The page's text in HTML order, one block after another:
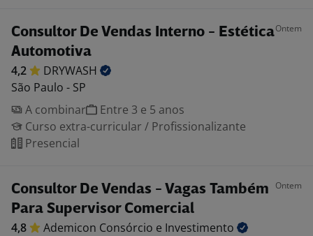
Consultor De Vendas Interno - Estética
Automotiva
Ontem
4,2
DRYWASH
São Paulo - SP
A combinar
Entre 3 e 5 anos
Curso extra-curricular / Profissionalizante
Presencial
Consultor De Vendas - Vagas Também
Para Supervisor Comercial
Ontem
4,8 Ademicon Consórcio e Investimento